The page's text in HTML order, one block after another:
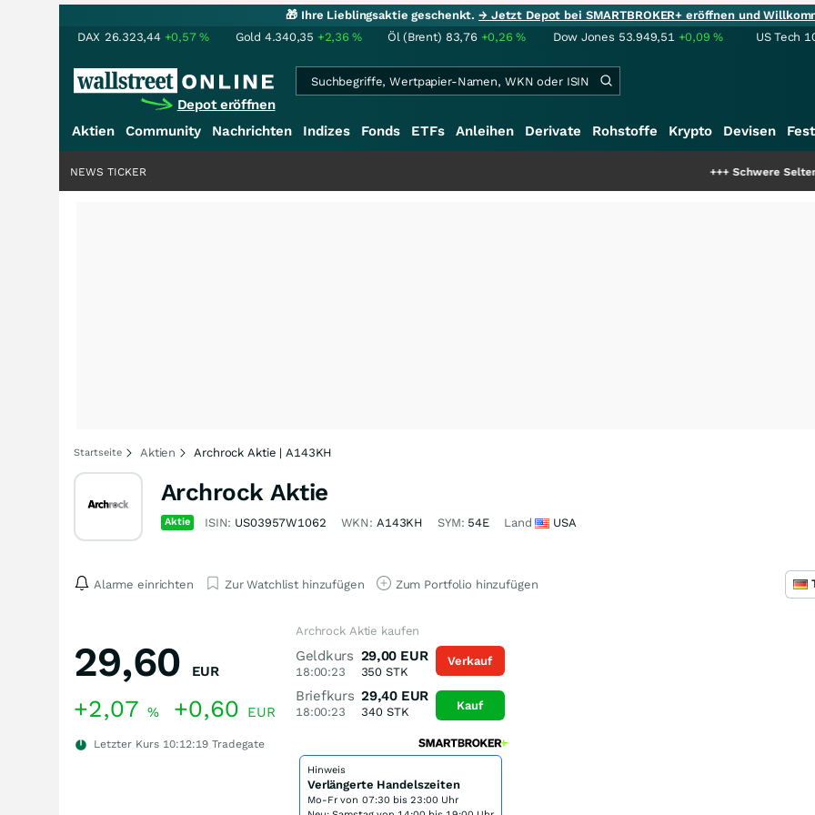
🎁 Ihre Lieblingsaktie geschenkt.→ Jetzt Depot bei SMARTBROKER+ eröffnen und
DAX 26.323,44 +0,57% Gold 4.340,35 +2,36% Öl (Brent) 83,76 +0,26% Dow Jones 53.949,51 +0,09% US Tech
Depot eröffnen
Aktien Community Nachrichten Indizes Fonds ETFs Anleihen Derivate Rohstoffe Krypto Devisen
Schwere Seltene Erden:
NEWS TICKER
Startseite Aktien Archrock Aktie | A143KH
Archrock Aktie
Aktie ISIN: US03957W1062 WKN: A143KH SYM: 54E Land USA
Alarme einrichten Zur Watchlist hinzufügen Zum Portfolio hinzufügen
29,60 EUR
+2,07 % +0,60 EUR
Letzter Kurs 10:12:19 Tradegate
Archrock Aktie kaufen
Geldkurs
18:00:23
29,00 EUR
350 STK
Briefkurs
18:00:23
29,40 EUR
340STK
Verkauf
Kauf
Hinweis
Verlängerte Handelszeiten
Mo-Fr von 07:30 bis 23:00 Uhr